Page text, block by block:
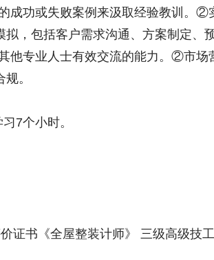
功或失败案例来汲取经验教训。②
，包括客户需求沟通、方案制定、
他专业人士有效交流的能力。②市
。
7个小时。
证书《全屋整装计师》 三级高级技工